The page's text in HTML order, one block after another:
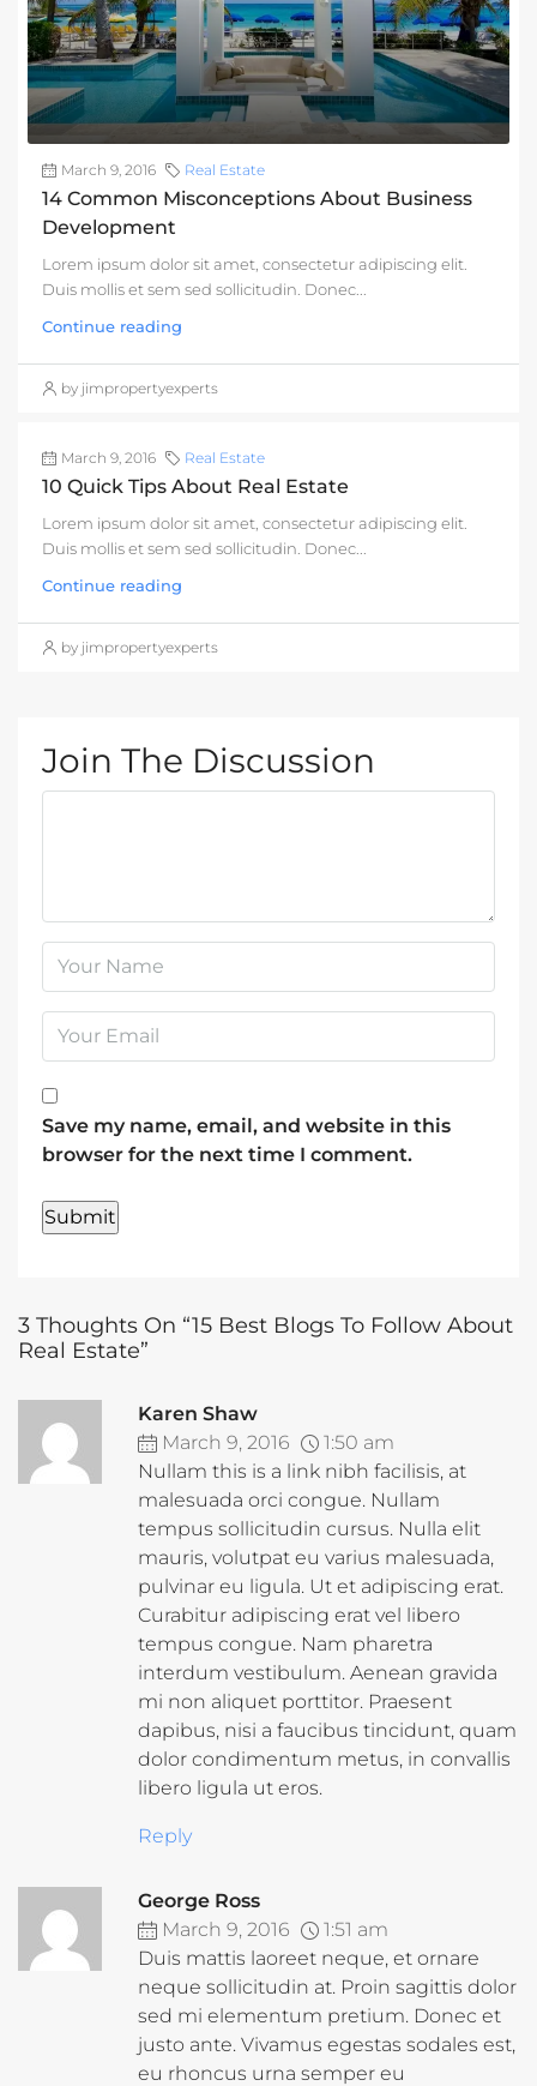
March 9, 2016 Real Estate
14 Common Misconceptions About Business
Development
Lorem ipsum dolor sit amet, consectetur adipiscing elit.
Duis mollis et sem sed sollicitudin. Donec...
Continue reading
by jimpropertyexperts
March 9, 2016 Real Estate
10 Quick Tips About Real Estate
Lorem ipsum dolor sit amet, consectetur adipiscing elit.
Duis mollis et sem sed sollicitudin. Donec...
Continue reading
by jimpropertyexperts
Join The Discussion
Save my name, email, and website in this
browser for the next time I comment.
3 Thoughts On “15 Best Blogs To Follow About
Real Estate”
Karen Shaw
March 9, 2016
1:50 am
Nullam this is a link nibh facilisis, at
malesuada orci congue. Nullam
tempus sollicitudin cursus. Nulla elit
mauris, volutpat eu varius malesuada,
pulvinar eu ligula. Ut et adipiscing erat.
Curabitur adipiscing erat vel libero
tempus congue. Nam pharetra
interdum vestibulum. Aenean gravida
mi non aliquet porttitor. Praesent
dapibus, nisi a faucibus tincidunt, quam
dolor condimentum metus, in convallis
libero ligula ut eros.
Reply
George Ross
March 9, 2016
1:51 am
Duis mattis laoreet neque, et ornare
neque sollicitudin at. Proin sagittis dolor
sed mi elementum pretium. Donec et
justo ante. Vivamus egestas sodales est,
eu rhoncus urna semper eu